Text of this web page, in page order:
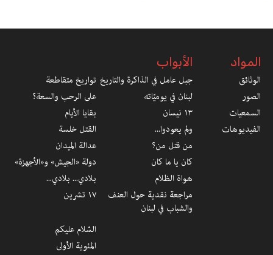
المواد
الوثائق
الصور
السمعيات
الفيديوهات
الأبواب
جبل عامل في الذاكرة والتاريخ
لبنان في يوميّاته
١٣ نيسان
ولم يعودوا...
من قتل من؟
كان يا ما كان
هواة الظلام
مراجعة نقدية حول العنف
والشباب في لبنان
تواريخ متقاطعة
على الرحب والسعة؟
بقايا الأيام
القتل خلسة
عدالة الميدان
دولة «الجيش» و«الأجهزة»
بلادي... بلادي...
١٧ تشرين
السّلام عليكم
المئوية الأولى